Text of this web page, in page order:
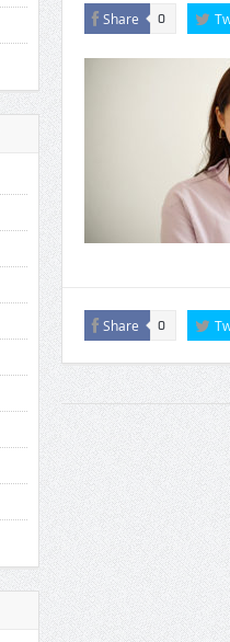
Share 0
Share 0